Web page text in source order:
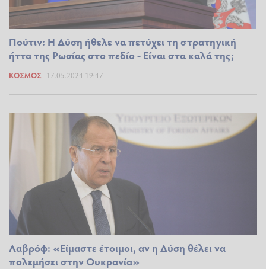
Πούτιν: Η Δύση ήθελε να πετύχει τη στρατηγική
ήττα της Ρωσίας στο πεδίο - Είναι στα καλά της;
ΚΌΣΜΟΣ 17.05.2024 19:47
Λαβρόφ: «Είμαστε έτοιμοι, αν η Δύση θέλει να
πολεμήσει στην Ουκρανία»